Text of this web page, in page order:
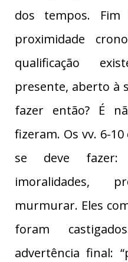
dos tempos.
proximidade
qualificação
presente, aberto à
fazer então? É
fizeram. Os vv. 6-
se deve fazer:
imoralidades,
murmurar. Eles
foram
advertência final: